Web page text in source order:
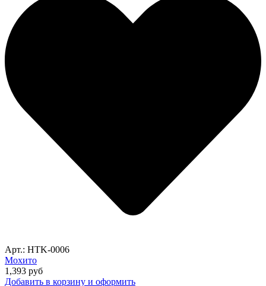
Арт.: HTK-0006
Мохито
1,393 руб
Добавить в корзину и оформить